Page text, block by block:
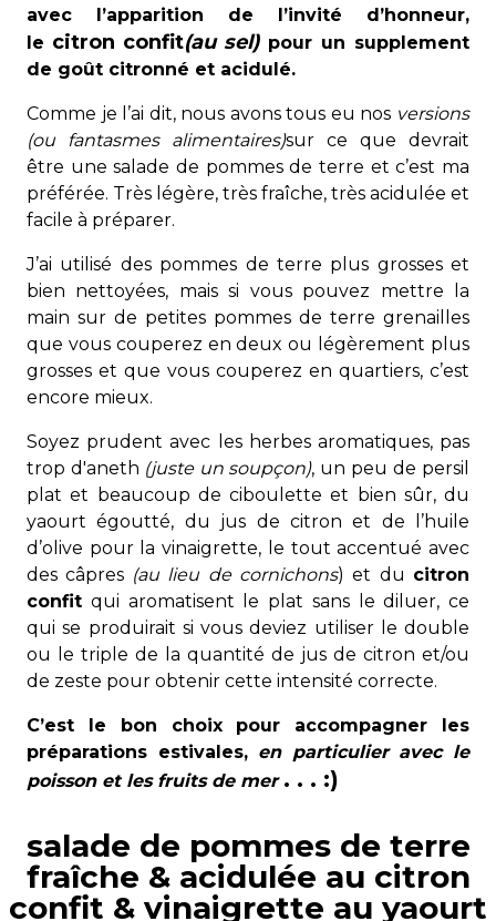
avec l’apparition de l’invité d’honneur,
le citron confit(au sel) pour un supplement
de goût citronné et acidulé.
Comme je l’ai dit, nous avons tous eu nos versions
(ou fantasmes alimentaires)sur ce que devrait
être une salade de pommes de terre et c’est ma
préférée. Très légère, très fraîche, très acidulée et
facile à préparer.
J’ai utilisé des pommes de terre plus grosses et
bien nettoyées, mais si vous pouvez mettre la
main sur de petites pommes de terre grenailles
que vous couperez en deux ou légèrement plus
grosses et que vous couperez en quartiers, c’est
encore mieux.
Soyez prudent avec les herbes aromatiques, pas
trop d'aneth (juste un soupçon), un peu de persil
plat et beaucoup de ciboulette et bien sûr, du
yaourt égoutté, du jus de citron et de l’huile
d’olive pour la vinaigrette, le tout accentué avec
des câpres (au lieu de cornichons) et du citron
confit qui aromatisent le plat sans le diluer, ce
qui se produirait si vous deviez utiliser le double
ou le triple de la quantité de jus de citron et/ou
de zeste pour obtenir cette intensité correcte.
C’est le bon choix pour accompagner les
préparations estivales, en particulier avec le
poisson et les fruits de mer . . . :)
salade de pommes de terre
fraîche & acidulée au citron
confit & vinaigrette au yaourt